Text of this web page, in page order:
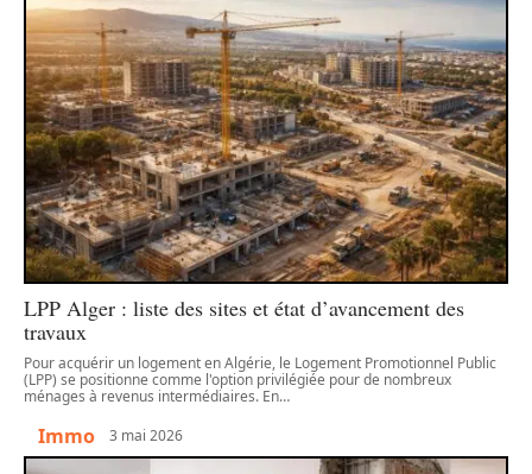
LPP Alger : liste des sites et état d’avancement des
travaux
Pour acquérir un logement en Algérie, le Logement Promotionnel Public
(LPP) se positionne comme l'option privilégiée pour de nombreux
ménages à revenus intermédiaires. En…
Immo 3 mai 2026